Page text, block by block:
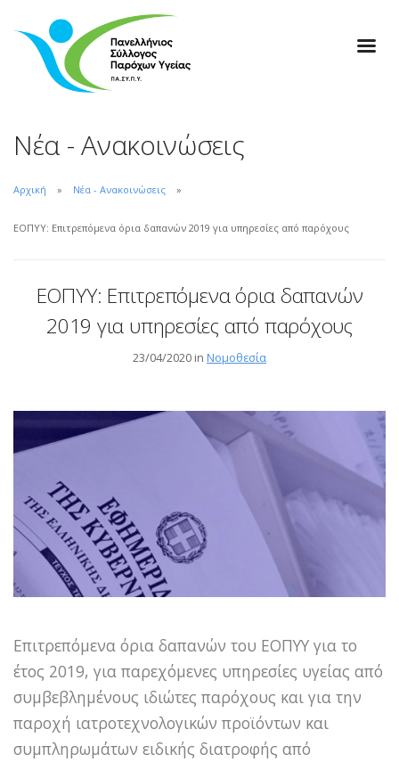
Νέα - Ανακοινώσεις
Αρχική Νέα - Ανακοινώσεις
ΕΟΠΥΥ: Επιτρεπόμενα όρια δαπανών 2019 για υπηρεσίες από παρόχους
ΕΟΠΥΥ: Επιτρεπόμενα όρια δαπανών
2019 για υπηρεσίες από παρόχους
23/04/2020 in Νομοθεσία
Επιτρεπόμενα όρια δαπανών του ΕΟΠΥΥ για το
έτος 2019, για παρεχόμενες υπηρεσίες υγείας από
συμβεβλημένους ιδιώτες παρόχους και για την
παροχή ιατροτεχνολογικών προϊόντων και
συμπληρωμάτων ειδικής διατροφής από